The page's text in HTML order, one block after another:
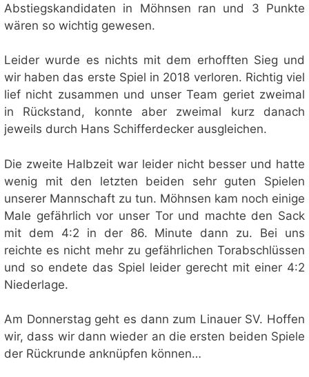
Abstiegskandidaten in Möhnsen ran und 3 Punkte
wären so wichtig gewesen.
Leider wurde es nichts mit dem erhofften Sieg und
wir haben das erste Spiel in 2018 verloren. Richtig viel
lief nicht zusammen und unser Team geriet zweimal
in Rückstand, konnte aber zweimal kurz danach
jeweils durch Hans Schifferdecker ausgleichen.
Die zweite Halbzeit war leider nicht besser und hatte
wenig mit den letzten beiden sehr guten Spielen
unserer Mannschaft zu tun. Möhnsen kam noch einige
Male gefährlich vor unser Tor und machte den Sack
mit dem 4:2 in der 86. Minute dann zu. Bei uns
reichte es nicht mehr zu gefährlichen Torabschlüssen
und so endete das Spiel leider gerecht mit einer 4:2
Niederlage.
Am Donnerstag geht es dann zum Linauer SV. Hoffen
wir, dass wir dann wieder an die ersten beiden Spiele
der Rückrunde anknüpfen können…